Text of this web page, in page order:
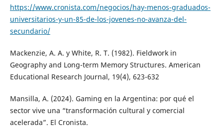
https://www.cronista.com/negocios/hay-menos-graduados-
universitarios-y-un-85-de-los-jovenes-no-avanza-del-
secundario/
Mackenzie, A. A. y White, R. T. (1982). Fieldwork in
Geography and Long-term Memory Structures. American
Educational Research Journal, 19(4), 623-632
Mansilla, A. (2024). Gaming en la Argentina: por qué el
sector vive una “transformación cultural y comercial
acelerada”. El Cronista.